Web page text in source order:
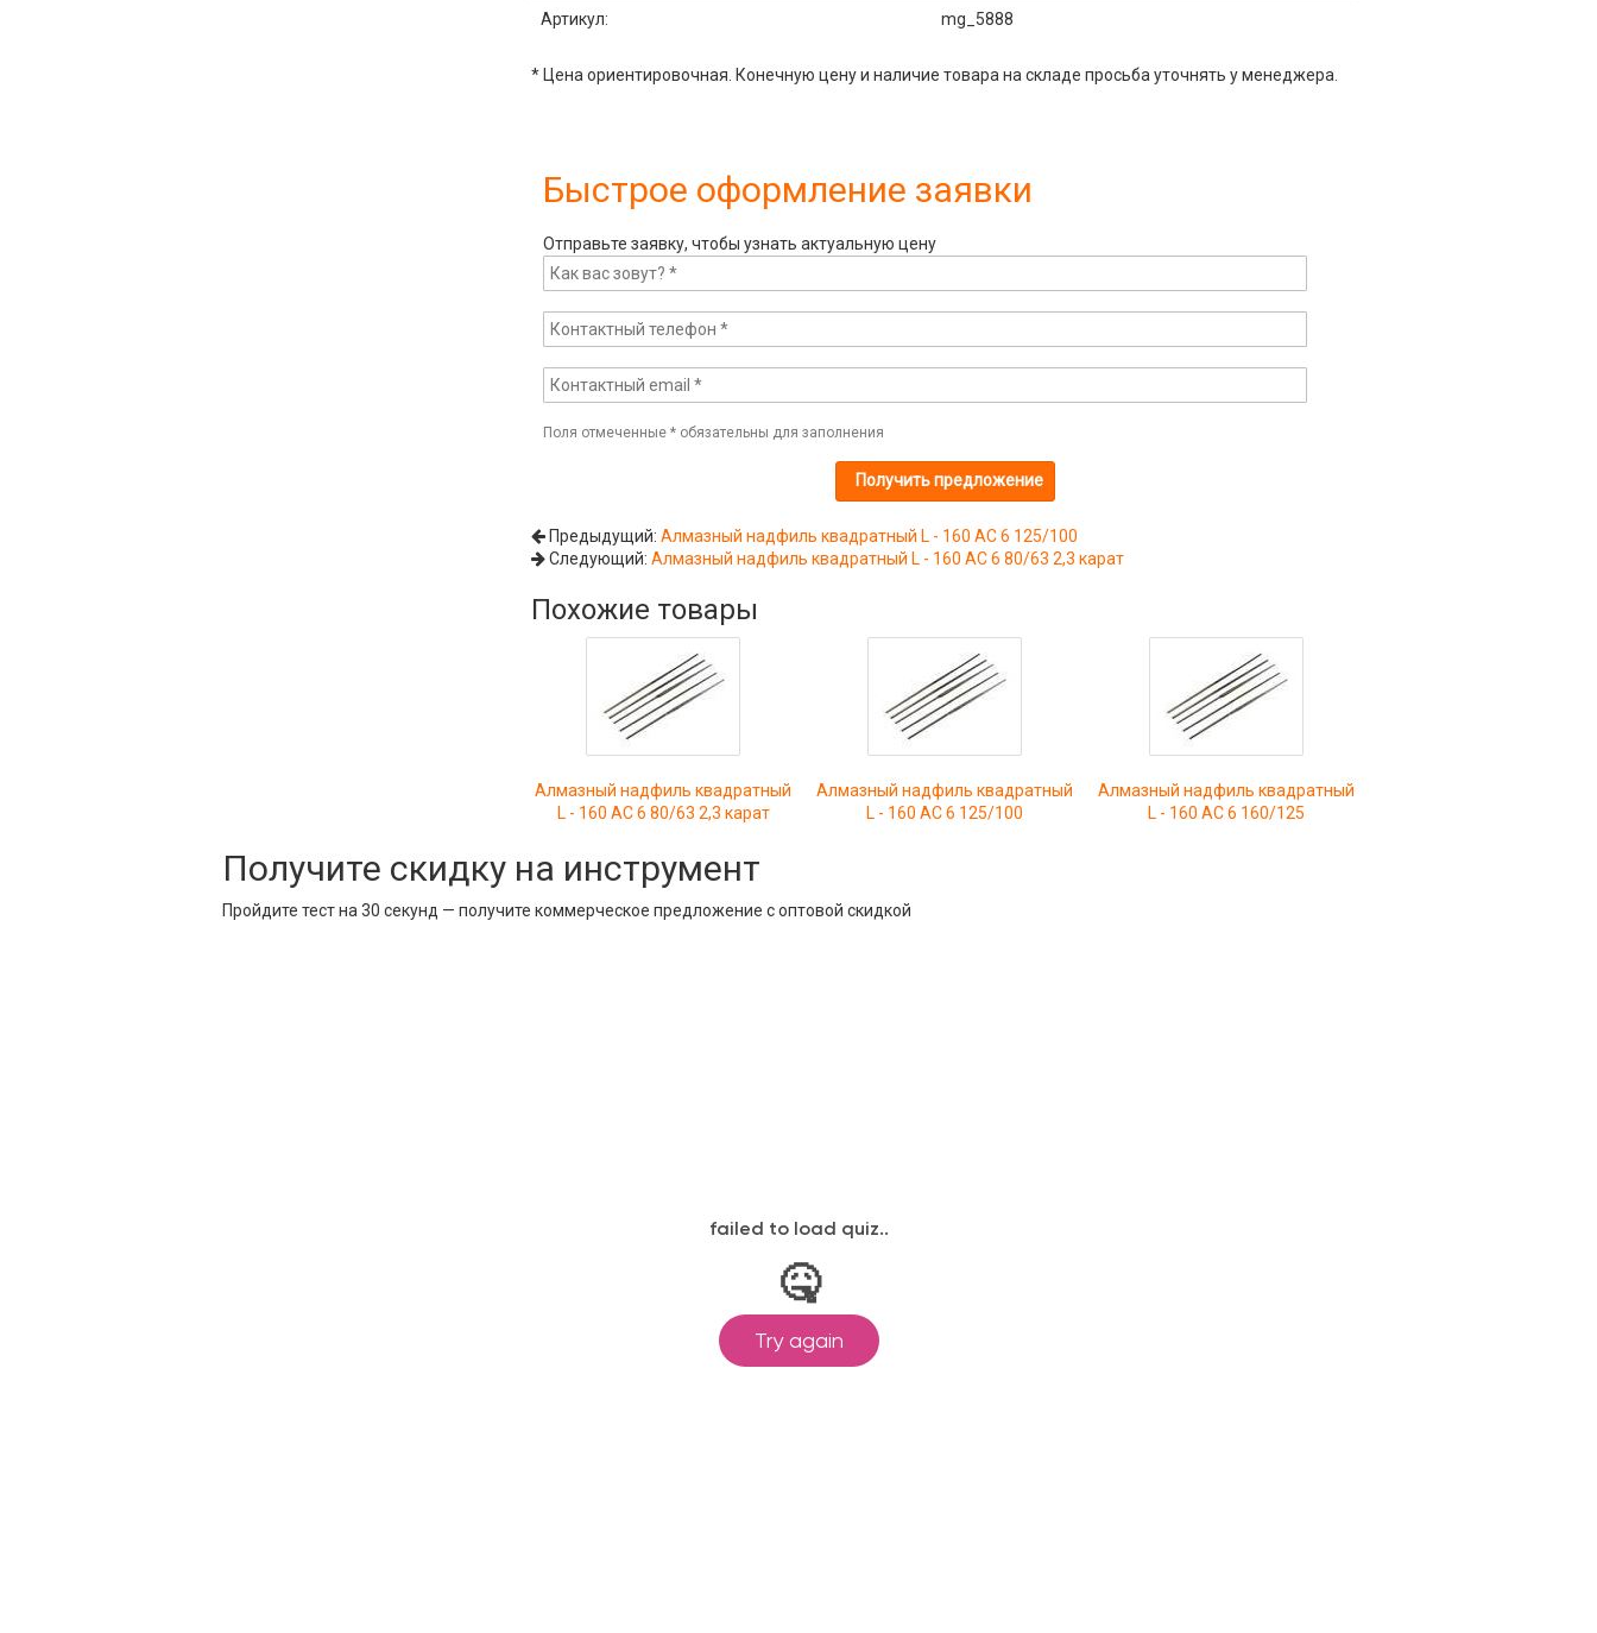
Артикул: mg_5888
* Цена ориентировочная. Конечную цену и наличие товара на складе просьба уточнять у менеджера.
Быстрое оформление заявки
Отправьте заявку, чтобы узнать актуальную цену
Поля отмеченные *обязательны для заполнения
Предыдущий: Алмазный надфиль квадратный L - 160 АС 6 125/100
Следующий: Алмазный надфиль квадратный L - 160 АС 6 80/63 2,3 карат
Похожие товары
Алмазный надфиль квадратный
L - 160 АС 6 80/63 2,3 карат
Алмазный надфиль квадратный
L - 160 АС 6 125/100
Алмазный надфиль квадратный
L - 160 АС 6 160/125
Получите скидку на инструмент
Пройдите тест на 30 секунд — получите коммерческое предложение с оптовой скидкой